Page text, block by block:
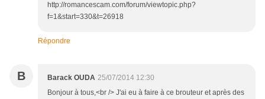
http://romancescam.com/forum/viewtopic.php?
f=1&start=330&t=26918
Répondre
B Barack OUDA 25/07/2014 12:30
Bonjour à tous,<br /> J'ai eu à faire à ce brouteur et après des